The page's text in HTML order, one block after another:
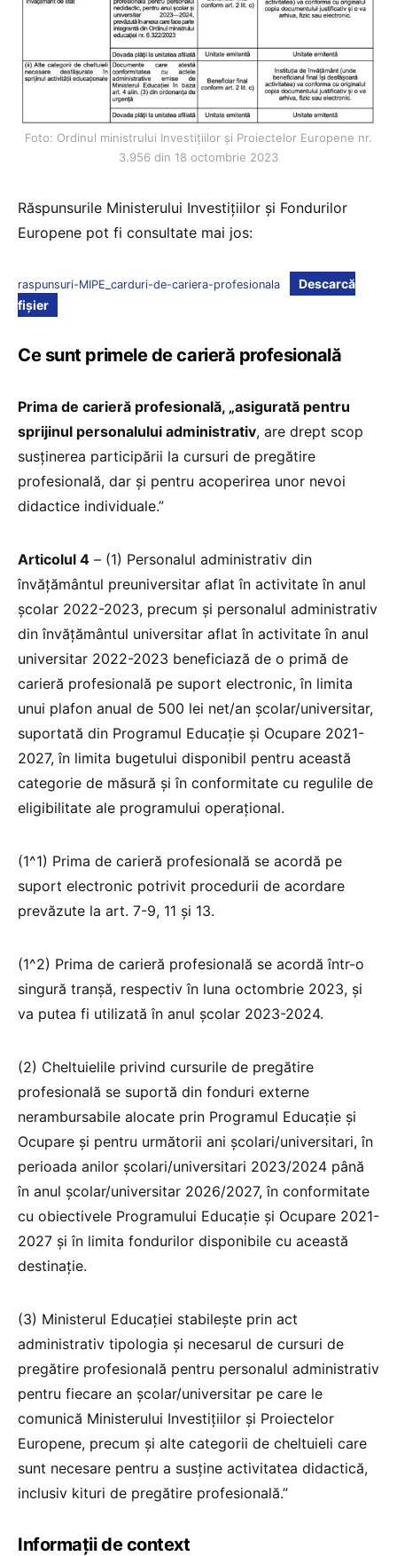
Foto: Ordinul ministrului Investițiilor și Proiectelor Europene nr.
3.956 din 18 octombrie 2023
Răspunsurile Ministerului Investițiilor și Fondurilor
Europene pot fi consultate mai jos:
raspunsuri-MIPE_carduri-de-cariera-profesionala
Descarcă
fișier
Ce sunt primele de carieră profesională
Prima de carieră profesională, „asigurată pentru
sprijinul personalului administrativ, are drept scop
susținerea participării la cursuri de pregătire
profesională, dar și pentru acoperirea unor nevoi
didactice individuale.”
Articolul 4 – (1) Personalul administrativ din
învățământul preuniversitar aflat în activitate în anul
școlar 2022-2023, precum și personalul administrativ
din învățământul universitar aflat în activitate în anul
universitar 2022-2023 beneficiază de o primă de
carieră profesională pe suport electronic, în limita
unui plafon anual de 500 lei net/an școlar/universitar,
suportată din Programul Educație și Ocupare 2021-
2027, în limita bugetului disponibil pentru această
categorie de măsură și în conformitate cu regulile de
eligibilitate ale programului operațional.
(1^1) Prima de carieră profesională se acordă pe
suport electronic potrivit procedurii de acordare
prevăzute la art. 7-9, 11 și 13.
(1^2) Prima de carieră profesională se acordă într-o
singură tranșă, respectiv în luna octombrie 2023, și
va putea fi utilizată în anul școlar 2023-2024.
(2) Cheltuielile privind cursurile de pregătire
profesională se suportă din fonduri externe
nerambursabile alocate prin Programul Educație și
Ocupare și pentru următorii ani școlari/universitari, în
perioada anilor școlari/universitari 2023/2024 până
în anul școlar/universitar 2026/2027, în conformitate
cu obiectivele Programului Educație și Ocupare 2021-
2027 și în limita fondurilor disponibile cu această
destinație.
(3) Ministerul Educației stabilește prin act
administrativ tipologia și necesarul de cursuri de
pregătire profesională pentru personalul administrativ
pentru fiecare an școlar/universitar pe care le
comunică Ministerului Investițiilor și Proiectelor
Europene, precum și alte categorii de cheltuieli care
sunt necesare pentru a susține activitatea didactică,
inclusiv kituri de pregătire profesională.”
Informații de context